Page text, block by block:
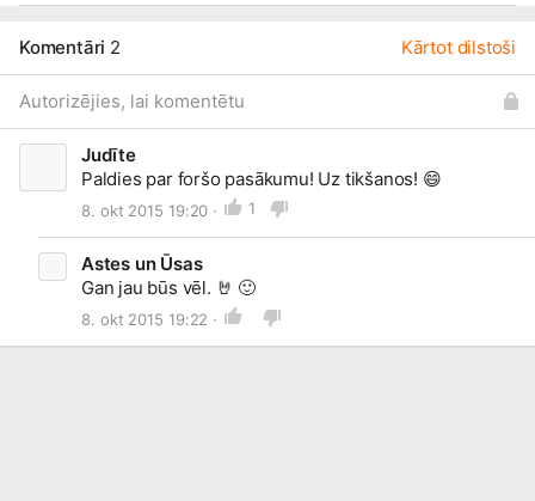
Komentāri 2 Kārtot dilstoši
Autorizējies, lai komentētu
Judīte
Paldies par foršo pasākumu! Uz tikšanos! 😄
8. okt 2015 19:20 · 1
Astes un Ūsas
Gan jau būs vēl. 🤘 🙂
8. okt 2015 19:22 ·